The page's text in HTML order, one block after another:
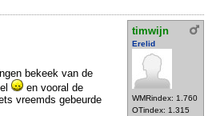
timwijn
Erelid
WMRindex: 1.760
OTindex: 1.315
bekeek van de
en vooral de
vreemds gebeurde